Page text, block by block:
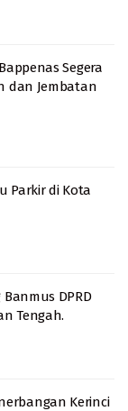
Segera
dan Jembatan
Parkir di Kota
DPRD
Tengah.
Kerinci